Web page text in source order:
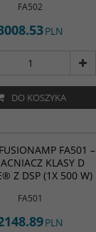
FA502
PLN
DO KOSZYKA
FA501 to
moduł
klasy D (Ncore®) o
W / 4 Ω z
DSP i zasilaczem
dźwięk i pełną
nad brzmieniem –
do aktywnych
FA501 –
KLASY D
Z DSP (1X 500 W)
FA501
PLN